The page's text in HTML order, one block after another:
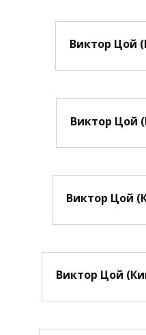
Виктор Цой
Виктор Цой
Виктор Цой
Виктор Цой